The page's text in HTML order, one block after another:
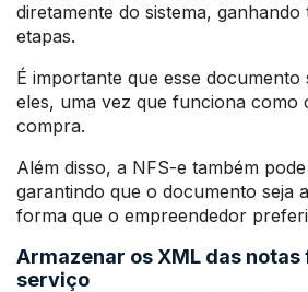
diretamente do sistema, ganhando
etapas.
É importante que esse documento
eles, uma vez que funciona como
compra.
Além disso, a NFS-e também
garantindo que o documento seja
forma que o empreendedor
Armazenar os XML das
serviço